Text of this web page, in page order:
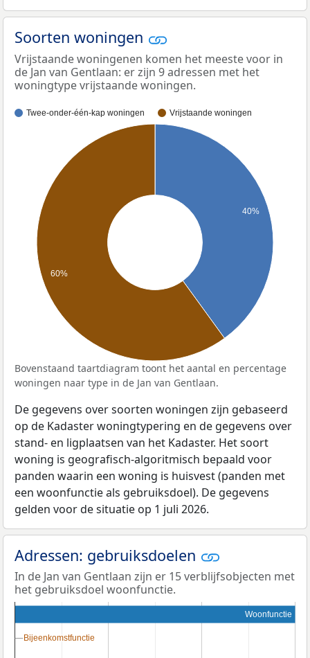
Soorten woningen
Vrijstaande woningenen komen het meeste voor in
de Jan van Gentlaan: er zijn 9 adressen met het
woningtype vrijstaande woningen.
Twee-onder-één-kap woningen Vrijstaande woningen
40%
60%
Bovenstaand taartdiagram toont het aantal en percentage
woningen naar type in de Jan van Gentlaan.
De gegevens over soorten woningen zijn gebaseerd
op de Kadaster woningtypering en de gegevens over
stand- en ligplaatsen van het Kadaster. Het soort
woning is geografisch-algoritmisch bepaald voor
panden waarin een woning is huisvest (panden met
een woonfunctie als gebruiksdoel). De gegevens
gelden voor de situatie op 1 juli 2026.
Adressen: gebruiksdoelen
In de Jan van Gentlaan zijn er 15 verblijfsobjecten met
het gebruiksdoel woonfunctie.
Woonfunctie
Bijeenkomstfunctie
Bijeenkomstfunctie